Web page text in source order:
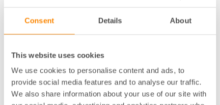
Consent Details About
This website uses cookies
We use cookies to personalise content and ads, to
provide social media features and to analyse our traffic.
We also share information about your use of our site with
hyresgästens skyldighet att betala hyrorna till
hyresvärden. Hyresnämnden kan inte heller pröva
förverkande.
När det gäller lokaler så behöver en lokalhyresgäst
hänskjuta sin uppsägning för villkorsändring, samt
hyresvärdens uppsägning för avflyttning eller